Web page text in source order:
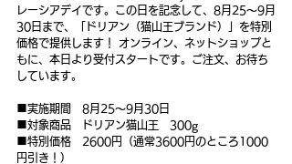
レーシアデイです。この日を記念して、8月25～9月
30日まで、「ドリアン（猫山王ブランド）」を特別
価格で提供します！ オンライン、ネットショップと
もに、本日より受付スタートです。ご注文、お待ち
しています。
■実施期間　8月25～9月30日
■対象商品　ドリアン猫山王　300g
■特別価格　2600円（通常3600円のところ1000
円引き！）